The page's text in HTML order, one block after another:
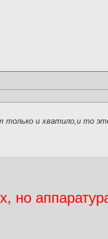
и хватило,и то
но